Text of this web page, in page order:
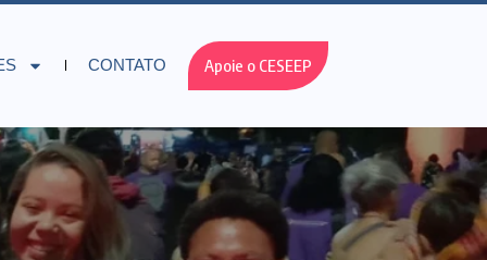
CONTATO Apoie o CESEEP